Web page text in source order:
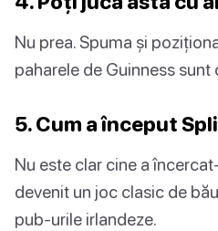
Nu prea. Spuma și
paharele de Guinness
5. Cum a început
Nu este clar cine a
devenit un joc clasic de
pub-urile irlandeze.